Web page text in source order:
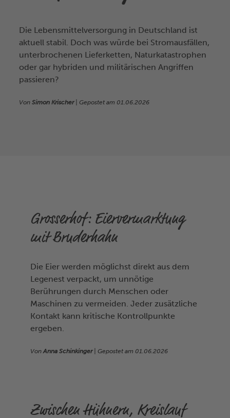
Die Lebensmittelversorgung in Deutschland ist
aktuell stabil. Doch was würde bei Stromausfällen,
unterbrochenen Lieferketten, Naturkatastrophen
oder gar hybriden und militärischen Angriffen
passieren?
VonSimon Krischer| Gepostet am 01.06.2026
Grosserhof: Eiervermarktung
mit Bruderhahn
Die Eier werden möglichst direkt aus dem
Legenest verpackt, um unnötige
Berührungen durch Menschen oder
Maschinen zu vermeiden. Jeder zusätzliche
Kontakt kann kritische Kontrollpunkte
ergeben.
VonAnna Schinkinger| Gepostet am 01.06.2026
Zwischen Hühnern, Kreislauf